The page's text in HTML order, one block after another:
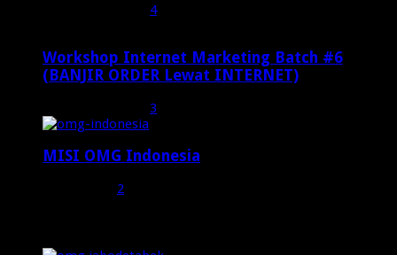
4
Workshop Internet Marketing Batch #6
(BANJIR ORDER Lewat INTERNET)
3
MISI OMG Indonesia
2